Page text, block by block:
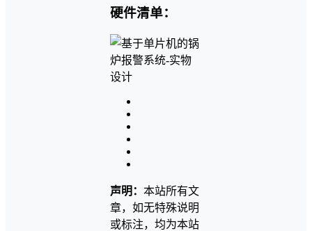
硬件清单：
声明： 本站所有文
章，如无特殊说明
或标注，均为本站